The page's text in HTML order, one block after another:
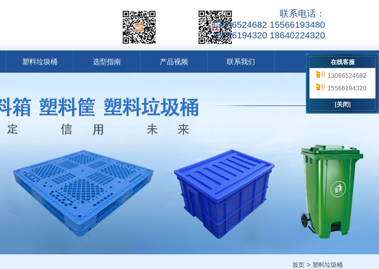
联系电话：
13066524682 15566193480
15566194320 18640224320
塑料垃圾桶 选型指南 产品视频 联系我们
首页 > 塑料垃圾桶
在线客服
13066524682
15566193480
15566194320
18640224320
[关闭]